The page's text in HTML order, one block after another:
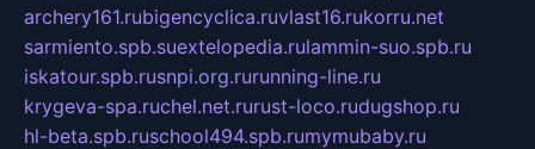
archery161.rubigencyclica.ruvlast16.rukorru.net
sarmiento.spb.suextelopedia.rulammin-suo.spb.ru
iskatour.spb.rusnpi.org.rurunning-line.ru
krygeva-spa.ruchel.net.rurust-loco.rudugshop.ru
hl-beta.spb.ruschool494.spb.rumymubaby.ru